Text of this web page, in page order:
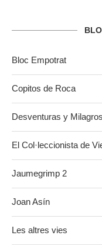
Bloc Empotrat
Copitos de Roca
Desventuras y Milagros
El Col·leccionista de
Jaumegrimp 2
Joan Asín
Les altres vies